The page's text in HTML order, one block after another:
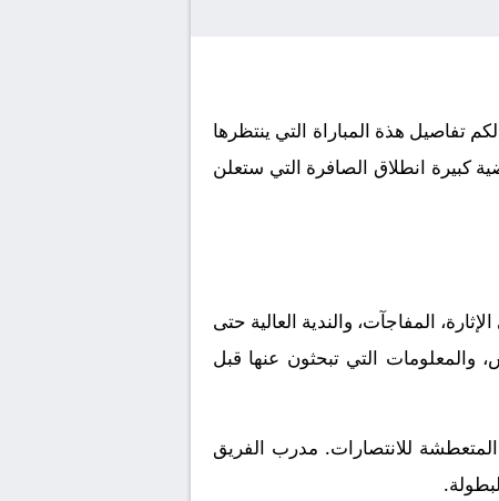
بث مباشر اليوم الموافق 2026-06-25. كورة لايف يوفر لكم تفاصيل هذة المباراة التي ينتظرها
كبيرة انطلاق الصافرة التي ستعلن
المفاجآت، والندية العالية حتى
والمعلومات التي تبحثون عنها قبل
للانتصارات. مدرب الفريق